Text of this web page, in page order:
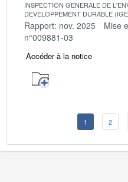
INSPECTION GENERALE DE
DEVELOPPEMENT DURABLE
Rapport: nov. 2025 Mise
n°009881-03
Accéder à la notice
1 2